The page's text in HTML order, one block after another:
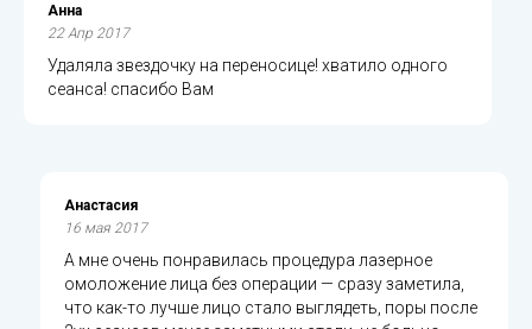
Анна
22 Апр 2017
Удаляла звездочку на переносице! хватило одного
сеанса! спасибо Вам
Анастасия
16 мая 2017
А мне очень понравилась процедура лазерное
омоложение лица без операции — сразу заметила,
что как-то лучше лицо стало выглядеть, поры после